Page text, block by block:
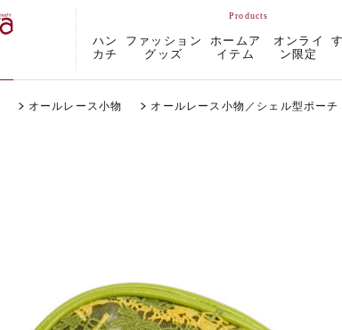
ハン
カチ
ファッション
グッズ
ホームア
イテム
オンライ
ン限定
オールレース小物 オールレース小物／シェル型ポーチ